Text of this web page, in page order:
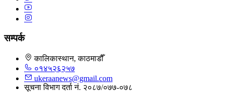
सम्पर्क
कालिकास्थान, काठमाडौँ
०१४५२६२५७
ukeraanews@gmail.com
सूचना विभाग दर्ता नं. २०८७/०७७-०७८